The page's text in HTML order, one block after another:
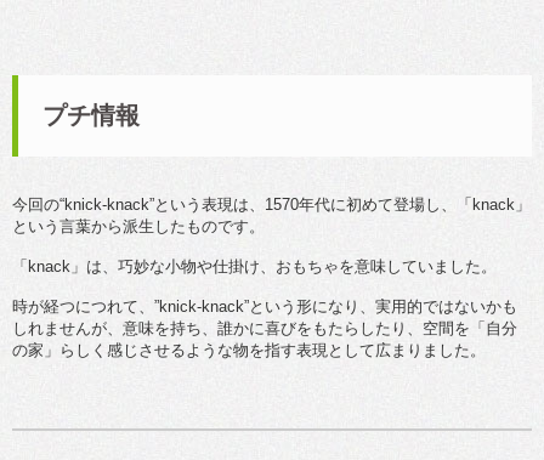
プチ情報
今回の“knick-knack”という表現は、1570年代に初めて登場し、「knack」
という言葉から派生したものです。
「knack」は、巧妙な小物や仕掛け、おもちゃを意味していました。
時が経つにつれて、”knick-knack”という形になり、実用的ではないかも
しれませんが、意味を持ち、誰かに喜びをもたらしたり、空間を「自分
の家」らしく感じさせるような物を指す表現として広まりました。